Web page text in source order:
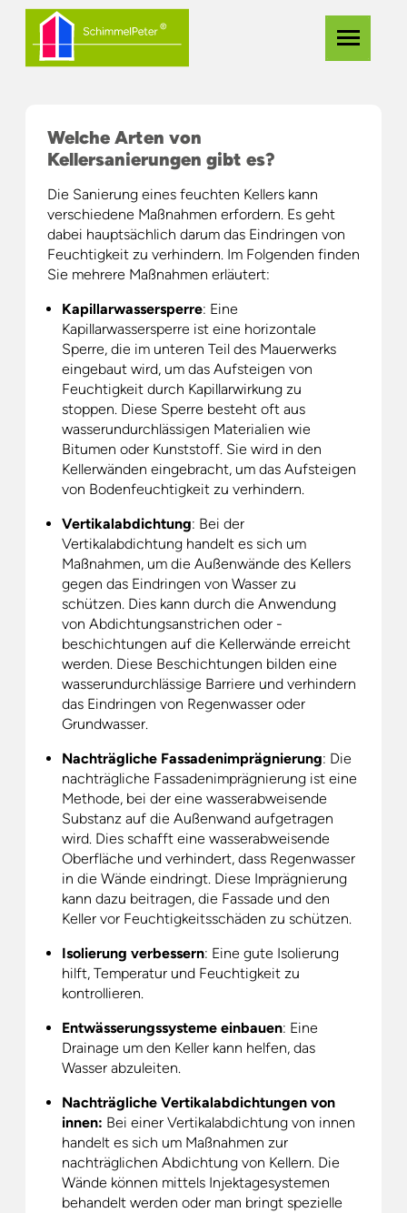
Zum
Hauptinhalt
springen
Navigation
Welche Arten von
Kellersanierungen gibt es?
Die Sanierung eines feuchten Kellers kann
verschiedene Maßnahmen erfordern. Es geht
dabei hauptsächlich darum das Eindringen von
Feuchtigkeit zu verhindern. Im Folgenden finden
Sie mehrere Maßnahmen erläutert:
Kapillarwassersperre: Eine
Kapillarwassersperre ist eine horizontale
Sperre, die im unteren Teil des Mauerwerks
eingebaut wird, um das Aufsteigen von
Feuchtigkeit durch Kapillarwirkung zu
stoppen. Diese Sperre besteht oft aus
wasserundurchlässigen Materialien wie
Bitumen oder Kunststoff. Sie wird in den
Kellerwänden eingebracht, um das Aufsteigen
von Bodenfeuchtigkeit zu verhindern.
Vertikalabdichtung: Bei der
Vertikalabdichtung handelt es sich um
Maßnahmen, um die Außenwände des Kellers
gegen das Eindringen von Wasser zu
schützen. Dies kann durch die Anwendung
von Abdichtungsanstrichen oder -
beschichtungen auf die Kellerwände erreicht
werden. Diese Beschichtungen bilden eine
wasserundurchlässige Barriere und verhindern
das Eindringen von Regenwasser oder
Grundwasser.
Nachträgliche Fassadenimprägnierung: Die
nachträgliche Fassadenimprägnierung ist eine
Methode, bei der eine wasserabweisende
Substanz auf die Außenwand aufgetragen
wird. Dies schafft eine wasserabweisende
Oberfläche und verhindert, dass Regenwasser
in die Wände eindringt. Diese Imprägnierung
kann dazu beitragen, die Fassade und den
Keller vor Feuchtigkeitsschäden zu schützen.
Isolierung verbessern: Eine gute Isolierung
hilft, Temperatur und Feuchtigkeit zu
kontrollieren.
Entwässerungssysteme einbauen: Eine
Drainage um den Keller kann helfen, das
Wasser abzuleiten.
Nachträgliche Vertikalabdichtungen von
innen: Bei einer Vertikalabdichtung von innen
handelt es sich um Maßnahmen zur
nachträglichen Abdichtung von Kellern. Die
Wände können mittels Injektagesystemen
behandelt werden oder man bringt spezielle